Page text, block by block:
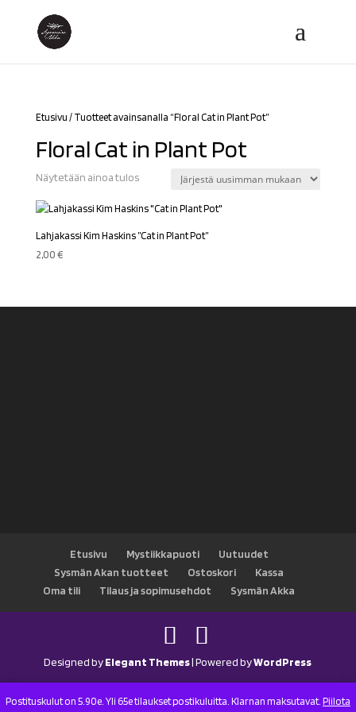
Postituskulut on 5.90e. Yli 65e tilaukset postikuluitta. Klarnan maksutavat. Piilota
Etusivu / Tuotteet avainsanalla “Floral Cat in Plant Pot”
Floral Cat in Plant Pot
Näytetään ainoa tulos
Lahjakassi Kim Haskins ”Cat in Plant Pot”
2,00€
Etusivu Mystiikkapuoti
Uutuudet
Sysmän Akan tuotteet
Ostoskori
Kassa
Oma tili
Tilaus ja sopimusehdot Sysmän Akka
Designed byElegant Themes| Powered byWordPress